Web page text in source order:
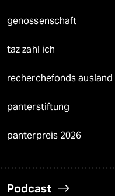
genossenschaft
taz zahl ich
recherchefonds ausland
panterstiftung
panterpreis 2026
Podcast